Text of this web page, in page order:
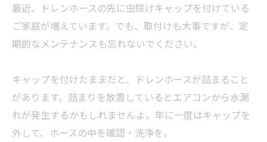
最近、ドレンホースの先に虫除けキャップを付けている
ご家庭が増えています。でも、取付けも大事ですが、定
期的なメンテナンスも忘れないでください。
キャップを付けたままだと、ドレンホースが詰まること
があります。詰まりを放置しているとエアコンから水漏
れが発生するかもしれませんよ。年に一度はキャップを
外して、ホースの中を確認・洗浄を。